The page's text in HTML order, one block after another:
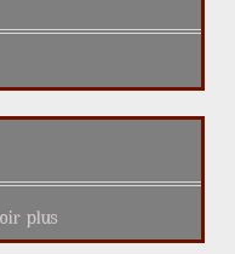
plus